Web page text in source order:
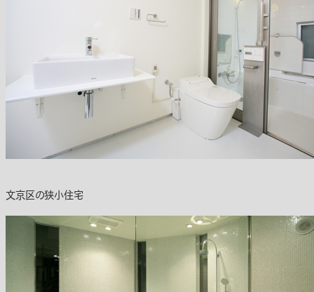
文京区の狭小住宅